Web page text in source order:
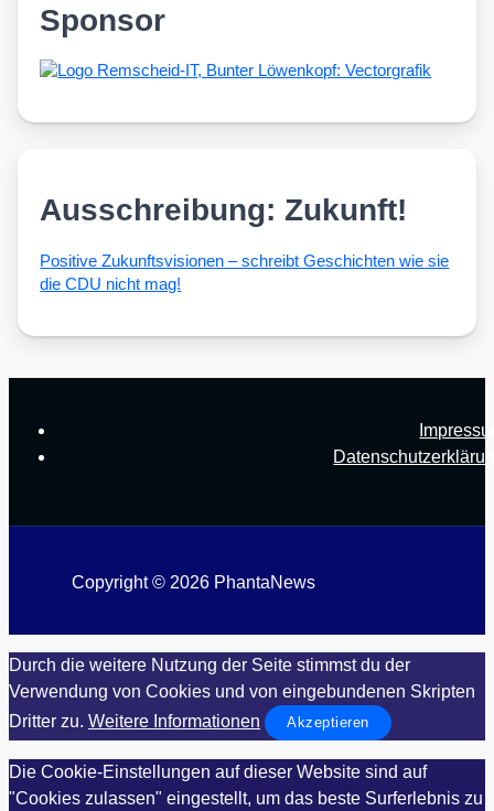
Sponsor
Ausschreibung: Zukunft!
Posi­ti­ve Zukunfts­vi­sio­nen – schreibt Geschich­ten wie sie
die CDU nicht mag!
Copyright © 2026 PhantaNews
Durch die weitere Nutzung der Seite stimmst du der
Verwendung von Cookies und von eingebundenen Skripten
Dritter zu. Weitere Informationen Akzeptieren
Die Cookie-Einstellungen auf dieser Website sind auf
"Cookies zulassen" eingestellt, um das beste Surferlebnis zu